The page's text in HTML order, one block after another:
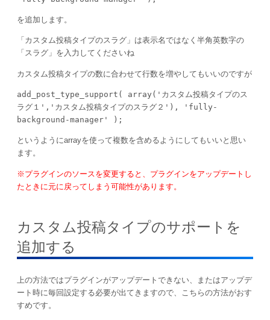
を追加します。
「カスタム投稿タイプのスラグ」は表示名ではなく半角英数字の
「スラグ」を入力してくださいね
カスタム投稿タイプの数に合わせて行数を増やしてもいいのですが
add_post_type_support( array('カスタム投稿タイプのス
ラグ１','カスタム投稿タイプのスラグ２'), 'fully-
background-manager' );
というようにarrayを使って複数を含めるようにしてもいいと思い
ます。
※プラグインのソースを変更すると、プラグインをアップデートし
たときに元に戻ってしまう可能性があります。
カスタム投稿タイプのサポートを
追加する
上の方法ではプラグインがアップデートできない、またはアップデ
ート時に毎回設定する必要が出てきますので、こちらの方法がおす
すめです。